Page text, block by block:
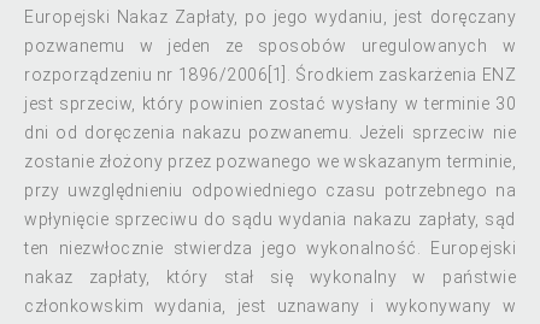
Europejski Nakaz Zapłaty, po jego wydaniu, jest doręczany
pozwanemu w jeden ze sposobów uregulowanych w
rozporządzeniu nr 1896/2006[1]. Środkiem zaskarżenia ENZ
jest sprzeciw, który powinien zostać wysłany w terminie 30
dni od doręczenia nakazu pozwanemu. Jeżeli sprzeciw nie
zostanie złożony przez pozwanego we wskazanym terminie,
przy uwzględnieniu odpowiedniego czasu potrzebnego na
wpłynięcie sprzeciwu do sądu wydania nakazu zapłaty, sąd
ten niezwłocznie stwierdza jego wykonalność. Europejski
nakaz zapłaty, który stał się wykonalny w państwie
członkowskim wydania, jest uznawany i wykonywany w